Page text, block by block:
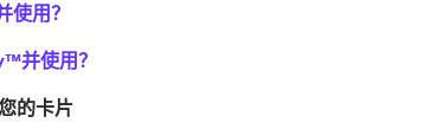
用？
并使用？
的卡片